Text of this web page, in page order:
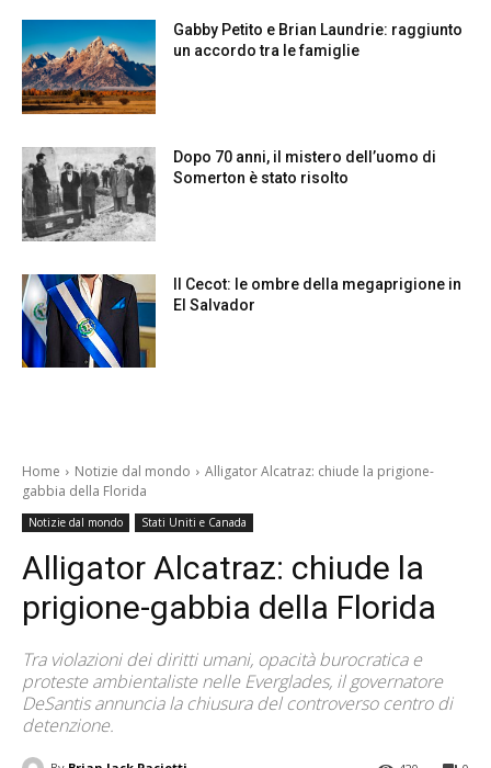
Gabby Petito e Brian Laundrie: raggiunto
un accordo tra le famiglie
Dopo 70 anni, il mistero dell’uomo di
Somerton è stato risolto
Il Cecot: le ombre della megaprigione in
El Salvador